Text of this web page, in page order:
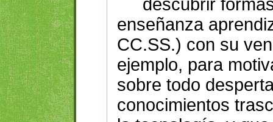
descubrir
enseñanza
CC.SS.) con su
ejemplo, para
sobre todo
conocimientos